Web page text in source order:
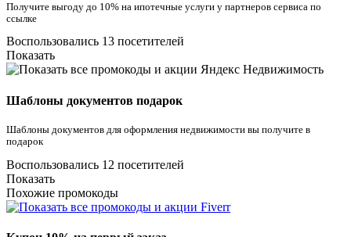
Получите выгоду до 10% на ипотечные услуги у партнеров сервиса по
ссылке
Воспользовались 13 посетителей
Показать
Шаблоны документов подарок
Шаблоны документов для оформления недвижимости вы получите в
подарок
Воспользовались 12 посетителей
Показать
Похожие промокоды